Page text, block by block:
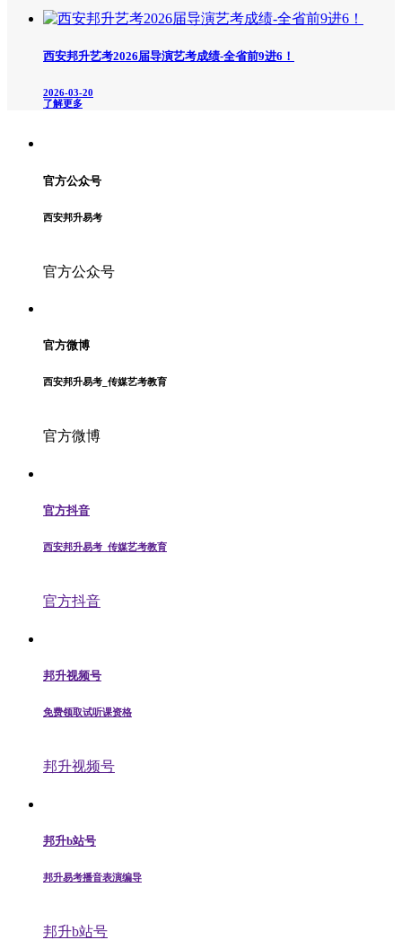
西安邦升艺考2026届导演艺考成绩-全省前9进6！
2026-03-20
了解更多
官方公众号
西安邦升易考
官方公众号
官方微博
西安邦升易考_传媒艺考教育
官方微博
官方抖音
西安邦升易考_传媒艺考教育
官方抖音
邦升视频号
免费领取试听课资格
邦升视频号
邦升b站号
邦升易考播音表演编导
邦升b站号